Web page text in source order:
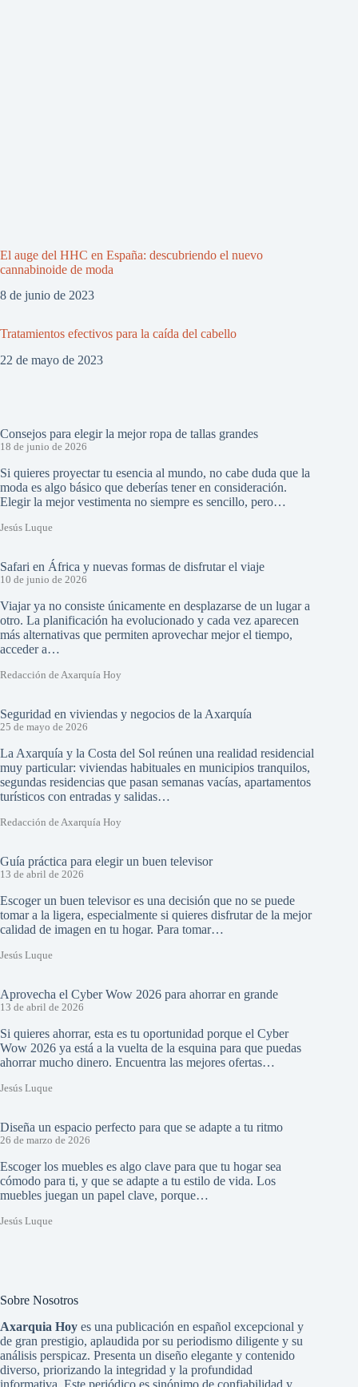
El auge del HHC en España: descubriendo el nuevo
cannabinoide de moda
8 de junio de 2023
Tratamientos efectivos para la caída del cabello
22 de mayo de 2023
Consejos para elegir la mejor ropa de tallas grandes
18 de junio de 2026
Si quieres proyectar tu esencia al mundo, no cabe duda que la
moda es algo básico que deberías tener en consideración.
Elegir la mejor vestimenta no siempre es sencillo, pero…
Jesús Luque
Safari en África y nuevas formas de disfrutar el viaje
10 de junio de 2026
Viajar ya no consiste únicamente en desplazarse de un lugar a
otro. La planificación ha evolucionado y cada vez aparecen
más alternativas que permiten aprovechar mejor el tiempo,
acceder a…
Redacción de Axarquía Hoy
Seguridad en viviendas y negocios de la Axarquía
25 de mayo de 2026
La Axarquía y la Costa del Sol reúnen una realidad residencial
muy particular: viviendas habituales en municipios tranquilos,
segundas residencias que pasan semanas vacías, apartamentos
turísticos con entradas y salidas…
Redacción de Axarquía Hoy
Guía práctica para elegir un buen televisor
13 de abril de 2026
Escoger un buen televisor es una decisión que no se puede
tomar a la ligera, especialmente si quieres disfrutar de la mejor
calidad de imagen en tu hogar. Para tomar…
Jesús Luque
Aprovecha el Cyber Wow 2026 para ahorrar en grande
13 de abril de 2026
Si quieres ahorrar, esta es tu oportunidad porque el Cyber
Wow 2026 ya está a la vuelta de la esquina para que puedas
ahorrar mucho dinero. Encuentra las mejores ofertas…
Jesús Luque
Diseña un espacio perfecto para que se adapte a tu ritmo
26 de marzo de 2026
Escoger los muebles es algo clave para que tu hogar sea
cómodo para ti, y que se adapte a tu estilo de vida. Los
muebles juegan un papel clave, porque…
Jesús Luque
Sobre Nosotros
Axarquia Hoy es una publicación en español excepcional y
de gran prestigio, aplaudida por su periodismo diligente y su
análisis perspicaz. Presenta un diseño elegante y contenido
diverso, priorizando la integridad y la profundidad
informativa. Este periódico es sinónimo de confiabilidad y